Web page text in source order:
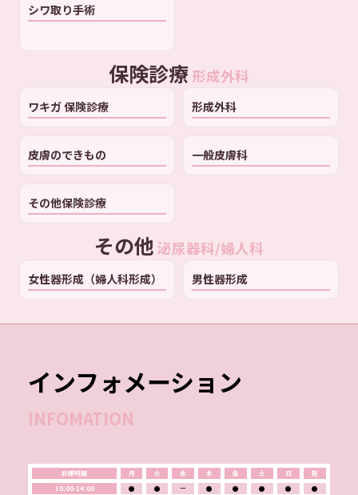
シワ取り手術
保険診療 形成外科
ワキガ 保険診療 形成外科
皮膚のできもの 一般皮膚科
その他保険診療
その他 泌尿器科/婦人科
女性器形成（婦人科形成） 男性器形成
インフォメーション
INFOMATION
診療時間 月 火 水 木 金 土 日
祝
10:00-14:00
● ● ー ● ● ● ●
●